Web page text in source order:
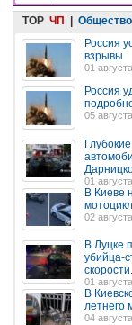
TOP ЧП | Общество
Россия
взрывы
01
Россия
05
01
В Киеве
02
В Луцке
убийца-
01
В
летнего
04